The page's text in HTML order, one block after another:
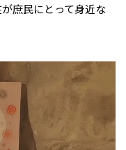
庶民にとって身近な